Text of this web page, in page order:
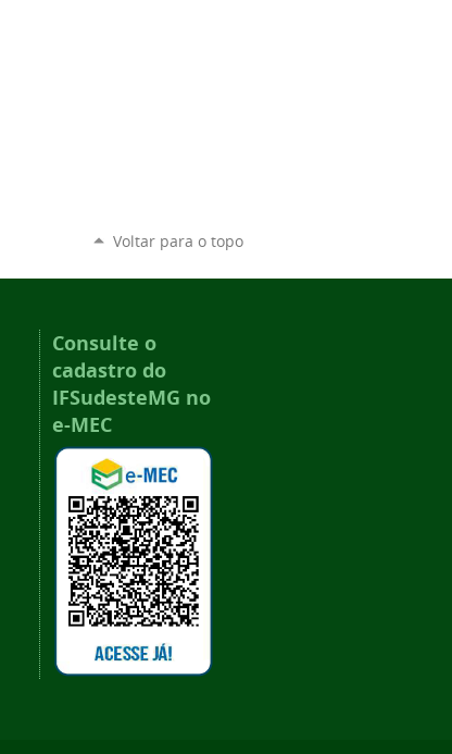
Voltar para o topo
Consulte o
cadastro do
IFSudesteMG no
e-MEC